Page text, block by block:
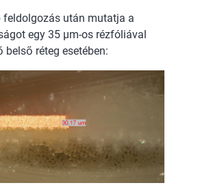
feldolgozás után mutatja a
egy 35 µm-os rézfóliával
belső réteg esetében: